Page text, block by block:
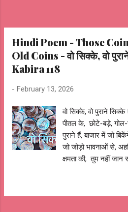
Hindi Poem - Those
Old Coins - वो सिक्के, वो
Kabira 118
- February 13, 2026
वो सिक्के, वो पुराने
पीतल के, छोटे-बड़े,
पुराने हैं, बाजार में जो
जो जोड़ो भावनाओं से,
क्षमता की, तुम नहीं जान
सिक्के? एक तरफ है सच,
पलटे धोखा है धूर्त, सीधा